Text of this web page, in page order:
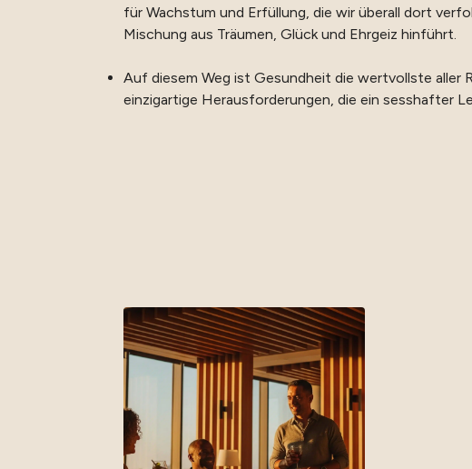
für Wachstum und Erfüllung, die wir überall dort
Mischung aus Träumen, Glück und Ehrgeiz hinführt.
Auf diesem Weg ist Gesundheit die wertvollste aller
einzigartige Herausforderungen, die ein sesshafter